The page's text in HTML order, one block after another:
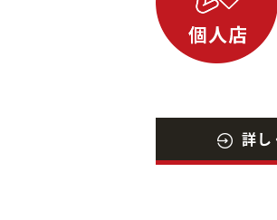
詳し